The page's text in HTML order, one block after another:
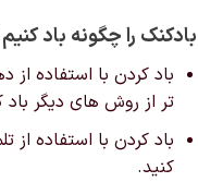
بادکنک را چگونه باد
باد کردن با استفاده
تر از روش های دیگر
باد کردن با استفاده
کنید.